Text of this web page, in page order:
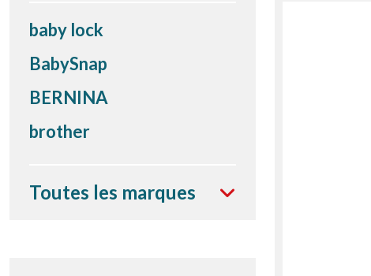
baby lock
BabySnap
BERNINA
brother
Toutes les marques